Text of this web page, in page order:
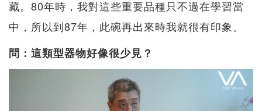
藏。80年時，我對這些重要品種只不過在學習當
中，所以到87年，此碗再出來時我就很有印象。
問：這類型器物好像很少見？